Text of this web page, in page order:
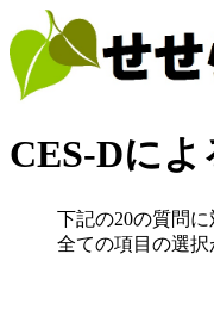
CES-Dに
下記の20の質問
全ての項目の選